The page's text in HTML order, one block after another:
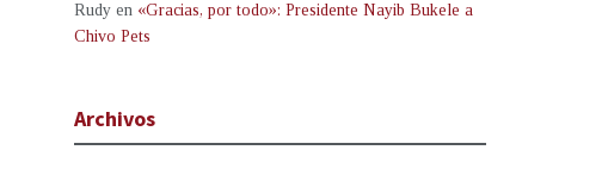
Rudy en «Gracias, por todo»: Presidente Nayib Bukele a
Chivo Pets
Archivos